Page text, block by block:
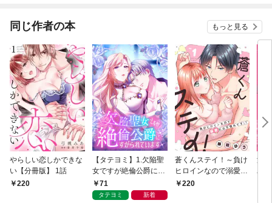
同じ作者の本 もっと見る
やらしい恋しかできな
い【分冊版】 1話
220
【タテヨミ】1.欠陥聖
女ですが絶倫公爵にす
がられています
71
タテヨミ 新着
蒼くんステイ！～負け
ヒロインなので溺愛に
は不慣れです！？～
220
溺
パ